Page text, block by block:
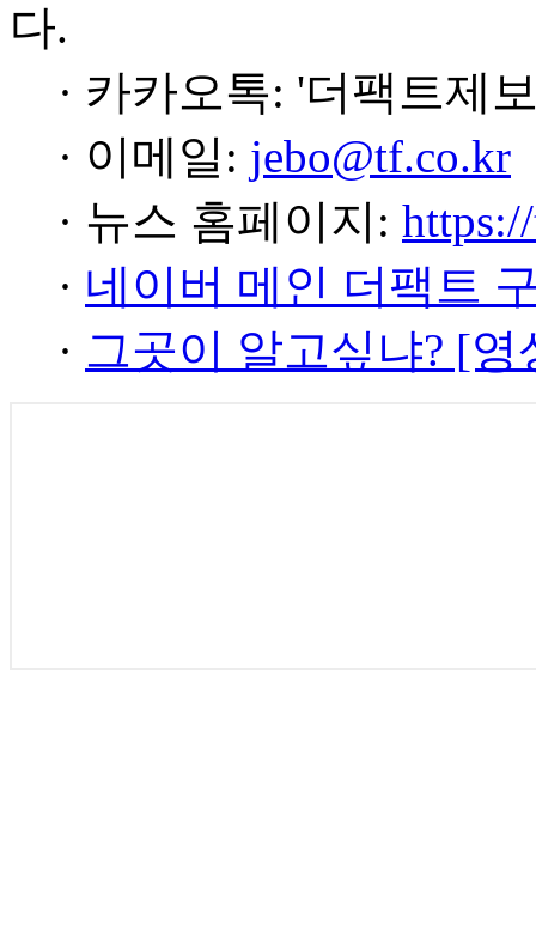
다.
· 카카오톡: '더팩트제
· 이메일: jebo@tf.co.kr
· 뉴스 홈페이지:
· 네이버 메인 더팩트
· 그곳이 알고싶냐? [